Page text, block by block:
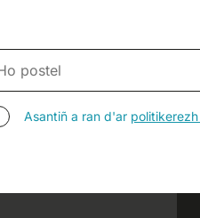
Asantiñ a ran d'ar